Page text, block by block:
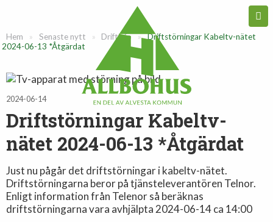
Hem » Senaste nytt » Driftinfo » Driftstörningar Kabeltv-nätet
2024-06-13 *Åtgärdat
2024-06-14
Driftstörningar Kabeltv-
nätet 2024-06-13 *Åtgärdat
Just nu pågår det driftstörningar i kabeltv-nätet.
Driftstörningarna beror på tjänsteleverantören Telnor.
Enligt information från Telenor så beräknas
driftstörningarna vara avhjälpta 2024-06-14 ca 14:00